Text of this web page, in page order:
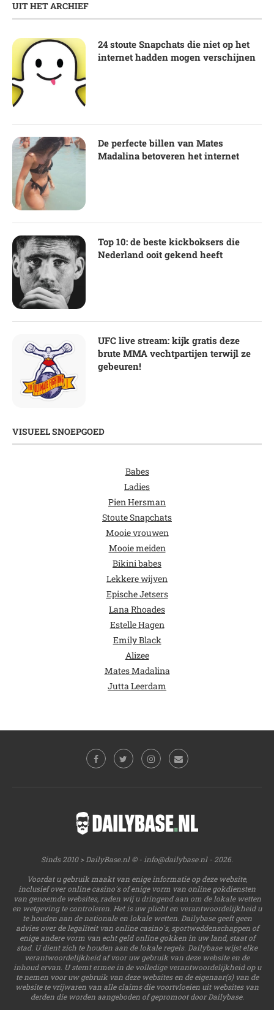
UIT HET ARCHIEF
24 stoute Snapchats die niet op het
internet hadden mogen verschijnen
De perfecte billen van Mates
Madalina betoveren het internet
Top 10: de beste kickboksers die
Nederland ooit gekend heeft
UFC live stream: kijk gratis deze
brute MMA vechtpartijen terwijl ze
gebeuren!
VISUEEL SNOEPGOED
Babes
Ladies
Pien Hersman
Stoute Snapchats
Mooie vrouwen
Mooie meiden
Bikini babes
Lekkere wijven
Epische Jetsers
Lana Rhoades
Estelle Hagen
Emily Black
Alizee
Mates Madalina
Jutta Leerdam
Sinds 2010 > DailyBase.nl © -info@dailybase.nl- 2026.
Voordat u gebruik maakt van enige informatie op deze website,
inclusief over online casino's of enige vorm van online gokdiensten
van genoemde websites, raden wij u dringend aan om de lokale wetten
en wetgeving te controleren. Het is uw plicht en verantwoordelijkheid u
te houden aan de nationale en lokale wetten. Dailybase geeft geen
advies over de legaliteit van online casino's, sportweddenschappen of
enige andere vorm van echt geld online gokken in uw land, staat of
stad. U dient zich te houden aan de lokale regels. Dailybase wijst elke
verantwoordelijkheid af voor uw gebruik van deze website en de
inhoud ervan. U stemt ermee in de volledige verantwoordelijkheid op u
te nemen voor uw gebruik van deze websites en de eigenaar(s) van de
website te vrijwaren van alle claims die voortvloeien uit websites van
derden die worden aangeboden of gepromoot door Dailybase.